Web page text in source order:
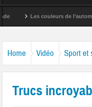
Les couleurs de l’automne
Home Vidéo Sport et
Trucs